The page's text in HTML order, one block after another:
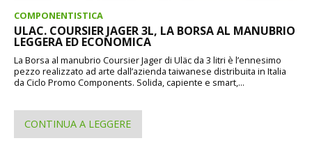
COMPONENTISTICA
ULAC. COURSIER JAGER 3L, LA BORSA AL MANUBRIO
LEGGERA ED ECONOMICA
La Borsa al manubrio Coursier Jager di Uläc da 3 litri è l’ennesimo
pezzo realizzato ad arte dall’azienda taiwanese distribuita in Italia
da Ciclo Promo Components. Solida, capiente e smart,...
CONTINUA A LEGGERE